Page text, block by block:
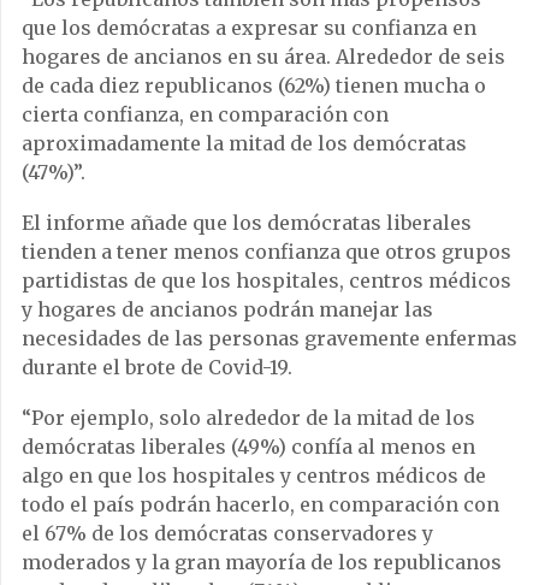
que los demócratas a expresar su confianza en
hogares de ancianos en su área. Alrededor de seis
de cada diez republicanos (62%) tienen mucha o
cierta confianza, en comparación con
aproximadamente la mitad de los demócratas
(47%)”.
El informe añade que los demócratas liberales
tienden a tener menos confianza que otros grupos
partidistas de que los hospitales, centros médicos
y hogares de ancianos podrán manejar las
necesidades de las personas gravemente enfermas
durante el brote de Covid-19.
“Por ejemplo, solo alrededor de la mitad de los
demócratas liberales (49%) confía al menos en
algo en que los hospitales y centros médicos de
todo el país podrán hacerlo, en comparación con
el 67% de los demócratas conservadores y
moderados y la gran mayoría de los republicanos